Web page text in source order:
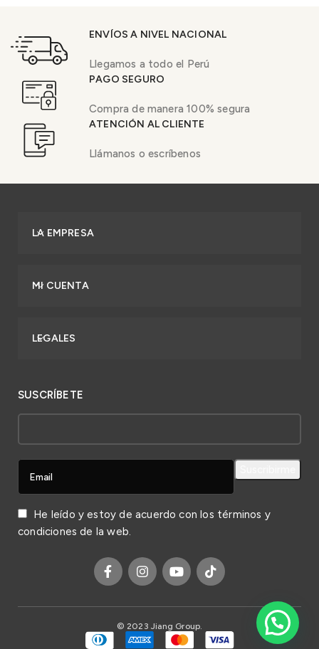
ENVÍOS A NIVEL NACIONAL
Llegamos a todo el Perú
PAGO SEGURO
Compra de manera 100% segura
ATENCIÓN AL CLIENTE
Llámanos o escríbenos
LA EMPRESA
MI CUENTA
LEGALES
SUSCRÍBETE
He leído y estoy de acuerdo con los términos y
condiciones de la web.
© 2023 Jiang Group.